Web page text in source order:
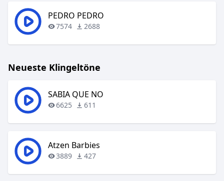
PEDRO PEDRO
7574 2688
Neueste Klingeltöne
SABIA QUE NO
6625 611
Atzen Barbies
3889 427